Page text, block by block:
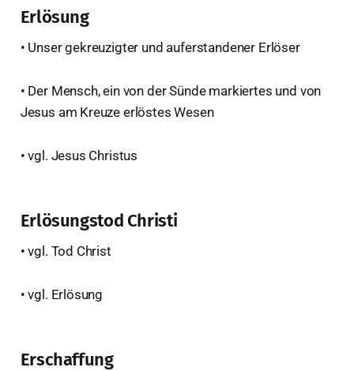
Erlösung
• Unser gekreuzigter und auferstandener Erlöser
• Der Mensch, ein von der Sünde markiertes und von
Jesus am Kreuze erlöstes Wesen
• vgl. Jesus Christus
Erlösungstod Christi
• vgl. Tod Christ
• vgl. Erlösung
Erschaffung